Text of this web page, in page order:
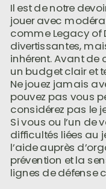
Il est de notre
jouer avec
comme Legacy of
divertissantes,
inhérent. Avant de
un budget clair et
Ne jouez jamais
pouvez pas vous
considérez pas le
Si vous ou l’un de
difficultés liées au
l’aide auprès
prévention et la
lignes de défense